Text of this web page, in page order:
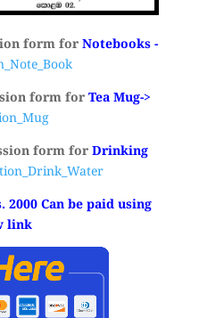
form forNotebooks -
form forTea Mug->
form for Drinking
2000 Can be paid using
link